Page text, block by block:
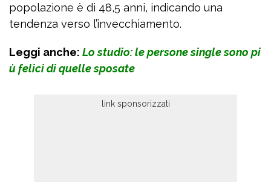
popolazione è di 48,5 anni, indicando una
tendenza verso l’invecchiamento.
Leggi anche: Lo studio: le persone single sono pi
ù felici di quelle sposate